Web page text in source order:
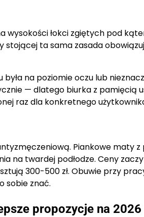
wysokości łokci zgiętych pod
ta sama zasada
na poziomie oczu lub
— dlatego biurka z pamięcią
raz dla konkretnego
Piankowe maty
na twardej podłodze. Ceny
300-500 zł. Obuwie przy
sobie znać.
propozycje na 2026